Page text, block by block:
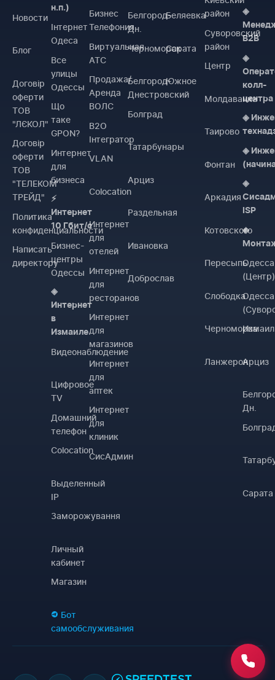
Новости
Блог
Договiр
оферти
ТОВ
"ЛЄКОЛ"
Договiр
оферти
ТОВ
"ТЕЛЕКОМ
ТРЕЙД"
Политика
конфиденциальности
Написать
директору
н.п.)
Інтернет
Одеса
Все
улицы
Одессы
Що
таке
GPON?
Интернет
для
бизнеса
⚡
Интернет
10 Гбит/с
Бизнес-
центры
Одессы
◈
Интернет
в
Измаиле
Видеонаблюдение
Цифровое
TV
Домашний
телефон
Colocation
Выделенный
IP
Заморожування
Личный
кабинет
Магазин
Бот
самообслуживания
Бизнес
Телефония
Виртуальная
АТС
Продажа/
Аренда
ВОЛС
B2O
Інтегратор
VLAN
Colocation
Интернет
для
отелей
Интернет
для
ресторанов
Интернет
для
магазинов
Интернет
для
аптек
Интернет
для
клиник
СисАдмин
Белгород-
Дн.
Черноморск
Белгород-
Днестровский
Болград
Татарбунары
Арциз
Раздельная
Ивановка
Доброслав
Беляевка
Сарата
Южное
район
Суворовский
район
Центр
Молдаванка
Таирово
Фонтан
Аркадия
Котовского
Пересыпь
Слободка
Черноморка
Ланжерон
◈
B2B
◈
колл-
центра
◈
◈
◈
ISP
◈
Одесса
(Центр)
Одесса
Измаил
Арциз
Дн.
Сарата